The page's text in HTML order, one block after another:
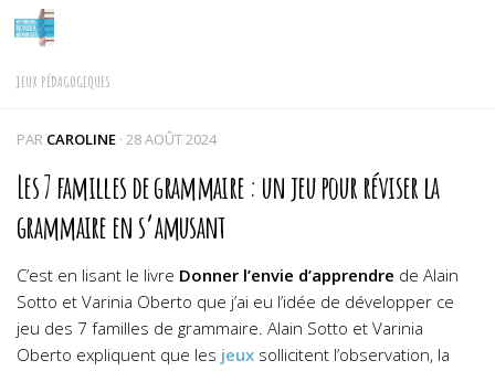
Skip to content
JEUX PÉDAGOGIQUES
PAR CAROLINE · 28 AOÛT 2024
Les 7 familles de grammaire : un jeu pour réviser la
grammaire en s’amusant
C’est en lisant le livre Donner l’envie d’apprendre de Alain
Sotto et Varinia Oberto que j’ai eu l’idée de développer ce
jeu des 7 familles de grammaire. Alain Sotto et Varinia
Oberto expliquent que les jeux sollicitent l’observation, la